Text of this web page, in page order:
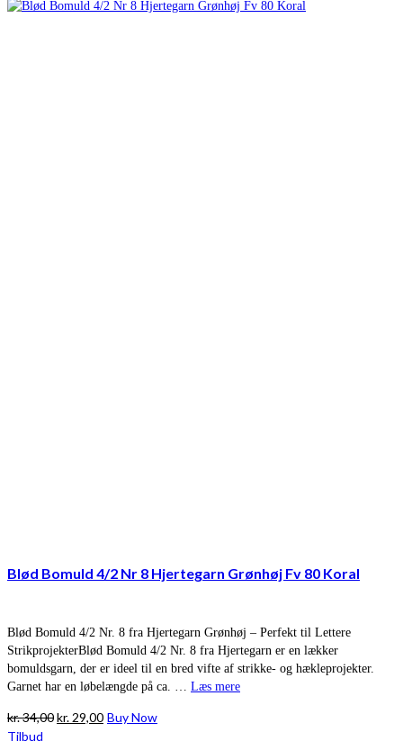
Blød Bomuld 4/2 Nr 8 Hjertegarn Grønhøj Fv 80 Koral
Blød Bomuld 4/2 Nr. 8 fra Hjertegarn Grønhøj – Perfekt til Lettere
StrikprojekterBlød Bomuld 4/2 Nr. 8 fra Hjertegarn er en lækker
bomuldsgarn, der er ideel til en bred vifte af strikke- og hækleprojekter.
Garnet har en løbelængde på ca. … Læs mere
kr.34,00Den
kr.29,00Den
Buy Now
Tilbud